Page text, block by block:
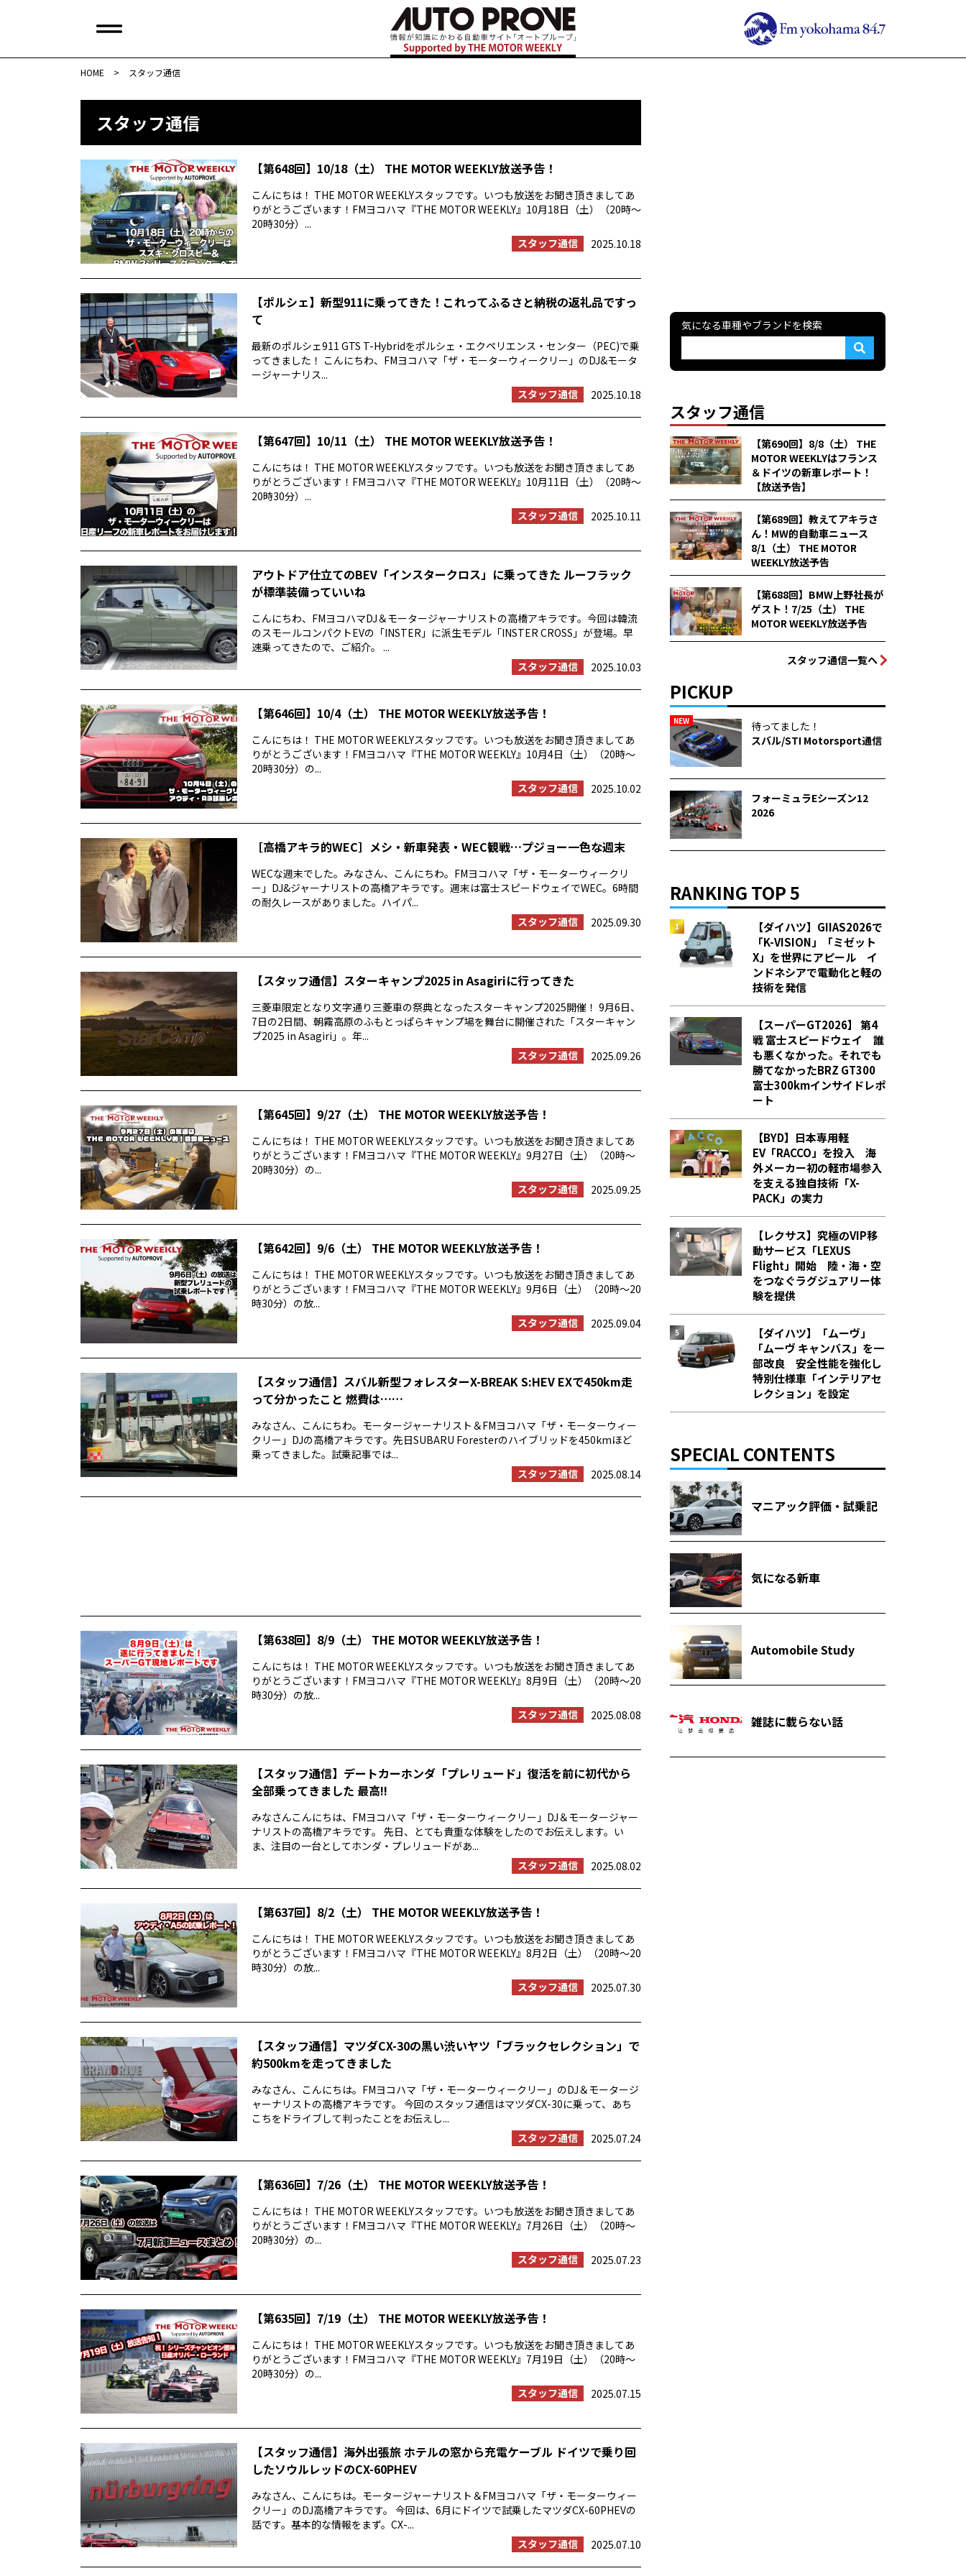
HOME > スタッフ通信
スタッフ通信
【第648回】10/18（土） THE MOTOR WEEKLY放送予告！
こんにちは！ THE MOTOR WEEKLYスタッフです。いつも放送をお聞き頂きましてあ
りがとうございます！FMヨコハマ『THE MOTOR WEEKLY』10月18日（土）（20時〜
20時30分）...
スタッフ通信
2025.10.18
【ポルシェ】新型911に乗ってきた！これってふるさと納税の返礼品ですっ
て
最新のポルシェ911 GTS T-Hybridをポルシェ・エクペリエンス・センター（PEC)で乗
ってきました！ こんにちわ、FMヨコハマ「ザ・モーターウィークリー」のDJ&モータ
ージャーナリス...
スタッフ通信
2025.10.18
【第647回】10/11（土） THE MOTOR WEEKLY放送予告！
こんにちは！ THE MOTOR WEEKLYスタッフです。いつも放送をお聞き頂きましてあ
りがとうございます！FMヨコハマ『THE MOTOR WEEKLY』10月11日（土）（20時〜
20時30分）...
スタッフ通信
2025.10.11
アウトドア仕立てのBEV「インスタークロス」に乗ってきた ルーフラック
が標準装備っていいね
こんにちわ、FMヨコハマDJ＆モータージャーナリストの高橋アキラです。今回は韓流
のスモールコンパクトEVの「INSTER」に派生モデル「INSTER CROSS」が登場。早
速乗ってきたので、ご紹介。 ...
スタッフ通信
2025.10.03
【第646回】10/4（土） THE MOTOR WEEKLY放送予告！
こんにちは！ THE MOTOR WEEKLYスタッフです。いつも放送をお聞き頂きましてあ
りがとうございます！FMヨコハマ『THE MOTOR WEEKLY』10月4日（土）（20時〜
20時30分）の...
スタッフ通信
2025.10.02
［高橋アキラ的WEC］メシ・新車発表・WEC観戦…プジョー一色な週末
WECな週末でした。みなさん、こんにちわ。FMヨコハマ「ザ・モーターウィークリ
ー」DJ&ジャーナリストの高橋アキラです。週末は富士スピードウェイでWEC。6時間
の耐久レースがありました。ハイパ...
スタッフ通信
2025.09.30
【スタッフ通信】スターキャンプ2025 in Asagiriに行ってきた
三菱車限定となり文字通り三菱車の祭典となったスターキャンプ2025開催！ 9月6日、
7日の2日間、朝霧高原のふもとっぱらキャンプ場を舞台に開催された「スターキャン
プ2025 in Asagiri」。年...
スタッフ通信
2025.09.26
【第645回】9/27（土） THE MOTOR WEEKLY放送予告！
こんにちは！ THE MOTOR WEEKLYスタッフです。いつも放送をお聞き頂きましてあ
りがとうございます！FMヨコハマ『THE MOTOR WEEKLY』9月27日（土）（20時〜
20時30分）の...
スタッフ通信
2025.09.25
【第642回】9/6（土） THE MOTOR WEEKLY放送予告！
こんにちは！ THE MOTOR WEEKLYスタッフです。いつも放送をお聞き頂きましてあ
りがとうございます！FMヨコハマ『THE MOTOR WEEKLY』9月6日（土）（20時〜20
時30分）の放...
スタッフ通信
2025.09.04
【スタッフ通信】スバル新型フォレスターX-BREAK S:HEV EXで450km走
って分かったこと 燃費は……
みなさん、こんにちわ。モータージャーナリスト＆FMヨコハマ「ザ・モーターウィー
クリー」DJの高橋アキラです。先日SUBARU Foresterのハイブリッドを450kmほど
乗ってきました。試乗記事では...
スタッフ通信
2025.08.14
【第638回】8/9（土） THE MOTOR WEEKLY放送予告！
こんにちは！ THE MOTOR WEEKLYスタッフです。いつも放送をお聞き頂きましてあ
りがとうございます！FMヨコハマ『THE MOTOR WEEKLY』8月9日（土）（20時〜20
時30分）の放...
スタッフ通信
2025.08.08
【スタッフ通信】デートカーホンダ「プレリュード」復活を前に初代から
全部乗ってきました 最高!!
みなさんこんにちは、FMヨコハマ「ザ・モーターウィークリー」DJ＆モータージャー
ナリストの高橋アキラです。 先日、とても貴重な体験をしたのでお伝えします。い
ま、注目の一台としてホンダ・プレリュードがあ...
スタッフ通信
2025.08.02
【第637回】8/2（土） THE MOTOR WEEKLY放送予告！
こんにちは！ THE MOTOR WEEKLYスタッフです。いつも放送をお聞き頂きましてあ
りがとうございます！FMヨコハマ『THE MOTOR WEEKLY』8月2日（土）（20時〜20
時30分）の放...
スタッフ通信
2025.07.30
【スタッフ通信】マツダCX-30の黒い渋いヤツ「ブラックセレクション」で
約500kmを走ってきました
みなさん、こんにちは。FMヨコハマ「ザ・モーターウィークリー」のDJ＆モータージ
ャーナリストの高橋アキラです。 今回のスタッフ通信はマツダCX-30に乗って、あち
こちをドライブして判ったことをお伝えし...
スタッフ通信
2025.07.24
【第636回】7/26（土） THE MOTOR WEEKLY放送予告！
こんにちは！ THE MOTOR WEEKLYスタッフです。いつも放送をお聞き頂きましてあ
りがとうございます！FMヨコハマ『THE MOTOR WEEKLY』7月26日（土）（20時〜
20時30分）の...
スタッフ通信
2025.07.23
【第635回】7/19（土） THE MOTOR WEEKLY放送予告！
こんにちは！ THE MOTOR WEEKLYスタッフです。いつも放送をお聞き頂きましてあ
りがとうございます！FMヨコハマ『THE MOTOR WEEKLY』7月19日（土）（20時〜
20時30分）の...
スタッフ通信
2025.07.15
【スタッフ通信】海外出張旅 ホテルの窓から充電ケーブル ドイツで乗り回
したソウルレッドのCX-60PHEV
みなさん、こんにちは。モータージャーナリスト＆FMヨコハマ「ザ・モーターウィー
クリー」のDJ高橋アキラです。 今回は、6月にドイツで試乗したマツダCX-60PHEVの
話です。基本的な情報をまず。CX-...
スタッフ通信
2025.07.10
気になる車種やブランドを検索
スタッフ通信
【第690回】8/8（土） THE
MOTOR WEEKLYはフランス
＆ドイツの新車レポート！
【放送予告】
【第689回】教えてアキラさ
ん！MW的自動車ニュース
8/1（土） THE MOTOR
WEEKLY放送予告
【第688回】BMW上野社長が
ゲスト！7/25（土） THE
MOTOR WEEKLY放送予告
スタッフ通信一覧へ
PICKUP
NEW
待ってました！
スバル/STI Motorsport通信
フォーミュラEシーズン12
2026
RANKING TOP 5
【ダイハツ】GIIAS2026で
「K-VISION」「ミゼット
X」を世界にアピール イ
ンドネシアで電動化と軽の
技術を発信
【スーパーGT2026】 第4
戦 富士スピードウェイ 誰
も悪くなかった。それでも
勝てなかった――BRZ GT300
富士300kmインサイドレポ
ート
【BYD】日本専用軽
EV「RACCO」を投入 海
外メーカー初の軽市場参入
を支える独自技術「X-
PACK」の実力
【レクサス】究極のVIP移
動サービス「LEXUS
Flight」開始 陸・海・空
をつなぐラグジュアリー体
験を提供
【ダイハツ】「ムーヴ」
「ムーヴ キャンバス」を一
部改良 安全性能を強化し
特別仕様車「インテリアセ
レクション」を設定
SPECIAL CONTENTS
マニアック評価・試乗記
気になる新車
Automobile Study
雑誌に載らない話